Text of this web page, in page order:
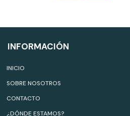
INFORMACIÓN
INICIO
SOBRE NOSOTROS
CONTACTO
¿DÓNDE ESTAMOS?